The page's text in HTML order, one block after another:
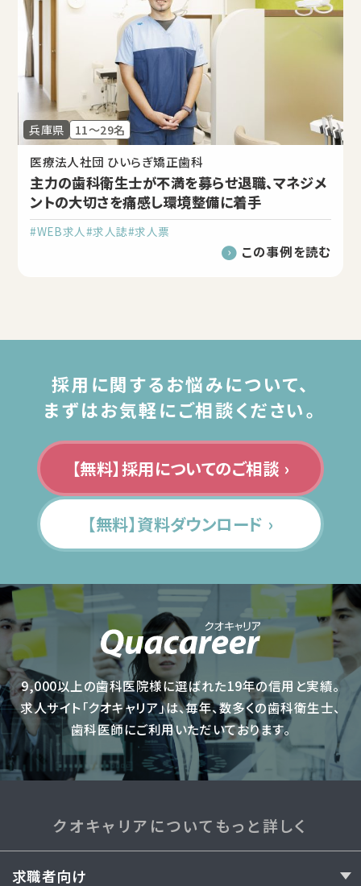
兵庫県 11～29名
医療法人社団 ひいらぎ矯正歯科
主力の歯科衛生士が不満を募らせ退職、マネジメ
ントの大切さを痛感し環境整備に着手
#WEB求人#求人誌#求人票
この事例を読む
採用に関するお悩みについて、
まずはお気軽にご相談ください。
【無料】採用についてのご相談 ›
【無料】資料ダウンロード ›
9,000以上の歯科医院様に選ばれた19年の信用と実績。
求人サイト「クオキャリア」は、毎年、数多くの歯科衛生士、
歯科医師にご利用いただいております。
クオキャリアについてもっと詳しく
求職者向け